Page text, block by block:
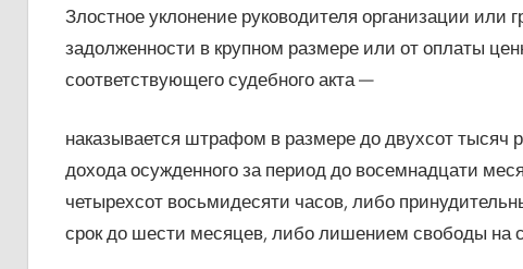
Злостное уклонение руководителя организации или
задолженности в крупном размере или от оплаты
соответствующего судебного акта —
наказывается штрафом в размере до двухсот тысяч
дохода осужденного за период до восемнадцати
четырехсот восьмидесяти часов, либо
срок до шести месяцев, либо лишением свободы на